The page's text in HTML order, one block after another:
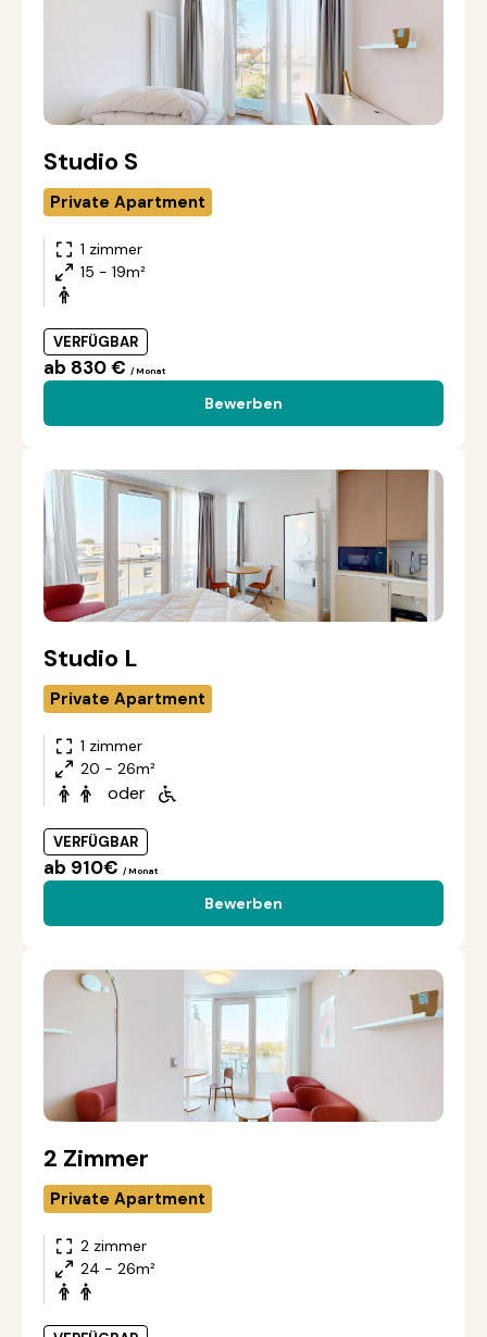
Studio S
Private Apartment
1 zimmer
15 - 19m²
VERFÜGBAR
ab 830 € / Monat
Bewerben
Studio L
Private Apartment
1 zimmer
20 - 26m²
oder
VERFÜGBAR
ab 910€ / Monat
Bewerben
2 Zimmer
Private Apartment
2 zimmer
24 - 26m²